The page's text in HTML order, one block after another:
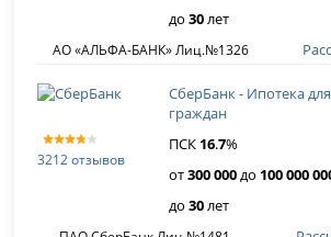
до30лет
АО «АЛЬФА-БАНК» Лиц.№1326
3212 отзывов
СберБанк - Ипотека
граждан
ПСК 16.7%
от300 000до 100 000
до30лет